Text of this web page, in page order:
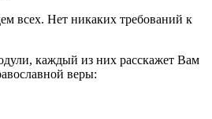
всех. Нет никаких требований к
каждый из них расскажет Вам
веры: